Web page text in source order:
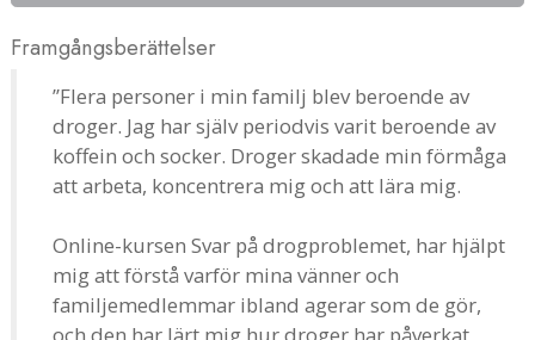
Framgångsberättelser
”Flera personer i min familj blev beroende av
droger. Jag har själv periodvis varit beroende av
koffein och socker. Droger skadade min förmåga
att arbeta, koncentrera mig och att lära mig.
Online-kursen Svar på drogproblemet, har hjälpt
mig att förstå varför mina vänner och
familjemedlemmar ibland agerar som de gör,
och den har lärt mig hur droger har påverkat